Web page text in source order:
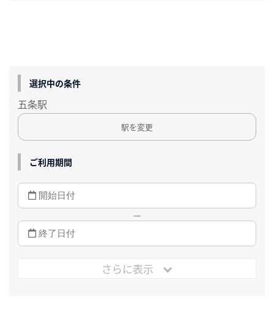
選択中の条件
五条駅
駅を変更
ご利用期間
—
さらに表示